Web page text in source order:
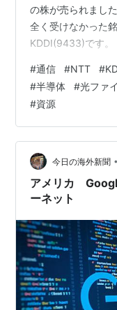
の株が売られまし
全く受けなかった
KDDI(9433)です。
まですので強さは
と言えばJTや武田
海外売上比率が高
自己資本比率が低
きたようなディフ
こんなに強いのか
#通信 #NTT #
#半導体 #光ファ
#資源
今日の海外新聞 •
アメリカ
ーネット